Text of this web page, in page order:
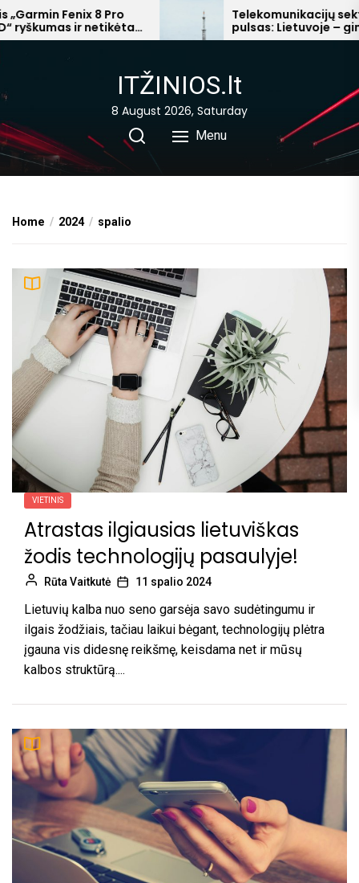
Skip
to
Fenix 8 Pro
ir netikėta
Telekomunikacijų
pulsas: Lietuvoje – ginčai
mokesčių, Afrikoje –
ITŽINIOS.lt
8 August 2026, Saturday
Menu
Home 2024 spalio
VIETINIS
Atrastas ilgiausias lietuviškas
žodis technologijų pasaulyje!
Rūta Vaitkutė 11 spalio 2024
Lietuvių kalba nuo seno garsėja savo sudėtingumu ir
ilgais žodžiais, tačiau laikui bėgant, technologijų plėtra
įgauna vis didesnę reikšmę, keisdama net ir mūsų
kalbos struktūrą....